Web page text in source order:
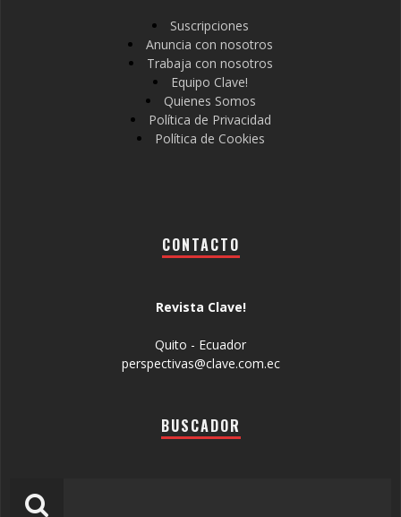
Suscripciones
Anuncia con nosotros
Trabaja con nosotros
Equipo Clave!
Quienes Somos
Política de Privacidad
Política de Cookies
CONTACTO
Revista Clave!
Quito - Ecuador
perspectivas@clave.com.ec
BUSCADOR